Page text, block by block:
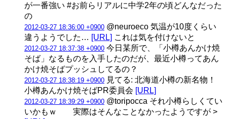
が一番強い #お前らリアルに中学2年の頃どんなだった
の
2012-03-27 18:36:00 +0900 @neuroeco 気温が10度くらい
違うようでした… [URL] これは気を付けないと
2012-03-27 18:37:38 +0900 今日某所で、「小樽あんかけ焼
そば」なるものを入手したのだが、最近小樽ってあん
かけ焼そばプッシュしてるの？
2012-03-27 18:38:19 +0900 見てる: 北海道小樽の新名物！
小樽あんかけ焼そばPR委員会 [URL]
2012-03-27 18:39:29 +0900 @toripocca それ小樽らしくてい
いかもｗ 実際はそんなことなかったようですが >